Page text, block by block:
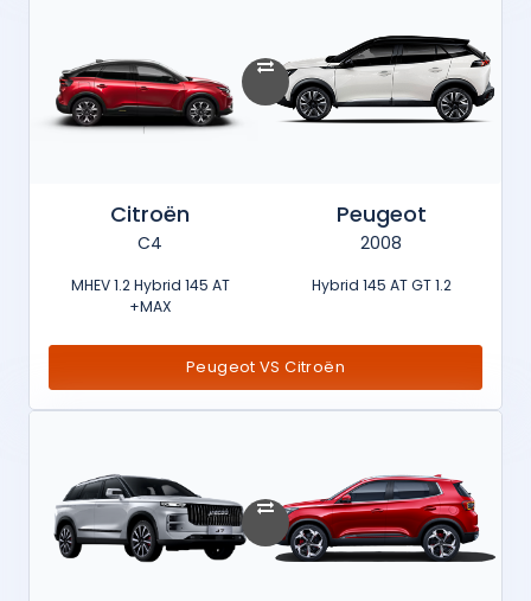
Peugeot
2008
1.2 Hybrid 145 AT GT
Citroën
C4
MHEV 1.2 Hybrid 145 AT
MAX+
Peugeot VS Citroën